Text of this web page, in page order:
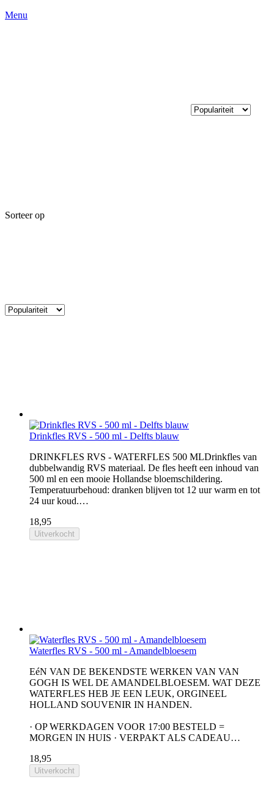
Menu
Sorteer op
Drinkfles RVS - 500 ml - Delfts blauw
​DRINKFLES RVS - WATERFLES 500 MLDrinkfles van
dubbelwandig RVS materiaal. De fles heeft een inhoud van
500 ml en een mooie Hollandse bloemschildering.
Temperatuurbehoud: dranken blijven tot 12 uur warm en tot
24 uur koud.…
18,95
Uitverkocht
Waterfles RVS - 500 ml - Amandelbloesem
EéN VAN DE BEKENDSTE WERKEN VAN VAN
GOGH IS WEL DE AMANDELBLOESEM. WAT DEZE
WATERFLES HEB JE EEN LEUK, ORGINEEL
HOLLAND SOUVENIR IN HANDEN.
· OP WERKDAGEN VOOR 17:00 BESTELD =
MORGEN IN HUIS · VERPAKT ALS CADEAU…
18,95
Uitverkocht